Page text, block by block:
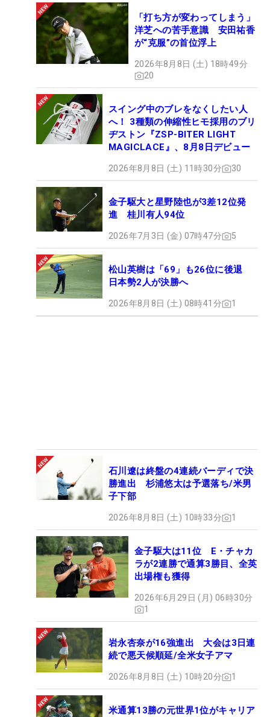
「打ち方が変わってしまう」
洋芝への苦手意識 安田祐香
が“克服”の首位浮上
2026年8月8日 (土) 18時49分
20
スイング中のブレをなくしたい人
へ！ 3種類の伸縮性ヒモ採用のブリ
ヂストン『ZSP-BITER LIGHT
MAGICLACE』、8月8日デビュー
2026年8月8日 (土) 11時30分 30
金子駆大と星野陸也が3差12位発
進 桂川有人94位
2026年7月3日 (金) 07時47分 5
松山英樹は「69」も26位に後退
日本勢2人が決勝へ
2026年8月8日 (土) 08時41分 1
石川遼は終盤の4連続バーディで決
勝進出 杉浦悠太は予選落ち/米男
子下部
2026年8月8日 (土) 10時33分 1
金子駆大は11位 E・チャカ
ラが2連勝で通算3勝目、全英
出場権も獲得
2026年6月29日 (月) 06時30分
1
岩永杏奈が16強進出 大会は3日連
続で悪天候順延/全米女子アマ
2026年8月8日 (土) 10時20分 1
米通算13勝の元世界1位がキャリア